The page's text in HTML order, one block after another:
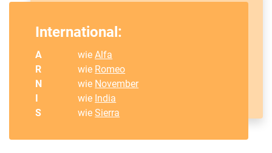
International:
A wieAlfa
R
wie Romeo
N
wie November
I
wie India
S
wieSierra